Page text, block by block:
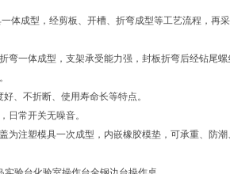
体成型，经剪板、开槽、折弯成型等工艺流程，再
一体成型，支架承受能力强，封板折弯后经钻尾螺
、不折断、使用寿命长等特点。
日常开关无噪音。
注塑模具一次成型，内嵌橡胶模垫，可承重、防